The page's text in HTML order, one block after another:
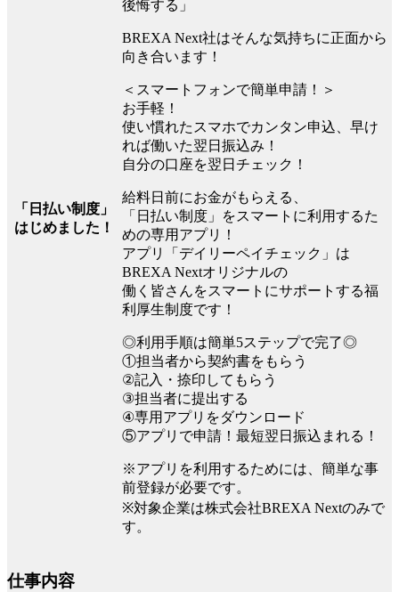
「日払い制度」
はじめました！
後悔する」
BREXA Next社はそんな気持ちに正面から
向き合います！
＜スマートフォンで簡単申請！＞
お手軽！
使い慣れたスマホでカンタン申込、早け
れば働いた翌日振込み！
自分の口座を翌日チェック！
給料日前にお金がもらえる、
「日払い制度」をスマートに利用するた
めの専用アプリ！
アプリ「デイリーペイチェック」は
BREXA Nextオリジナルの
働く皆さんをスマートにサポートする福
利厚生制度です！
◎利用手順は簡単5ステップで完了◎
①担当者から契約書をもらう
②記入・捺印してもらう
③担当者に提出する
④専用アプリをダウンロード
⑤アプリで申請！最短翌日振込まれる！
※アプリを利用するためには、簡単な事
前登録が必要です。
※対象企業は株式会社BREXA Nextのみで
す。
仕事内容